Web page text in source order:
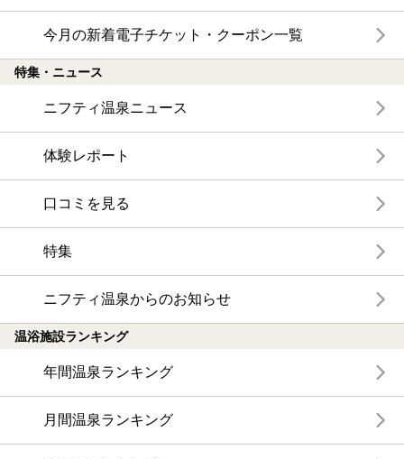
今月の新着電子チケット・クーポン一覧
特集・ニュース
ニフティ温泉ニュース
体験レポート
口コミを見る
特集
ニフティ温泉からのお知らせ
温浴施設ランキング
年間温泉ランキング
月間温泉ランキング